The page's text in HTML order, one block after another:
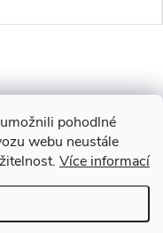
pohodlné
webu neustále
Více informací
práva vyhrazena.